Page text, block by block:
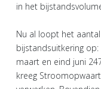
in het
Nu al loopt het
bijstandsuitkering
maart en eind juni
kreeg